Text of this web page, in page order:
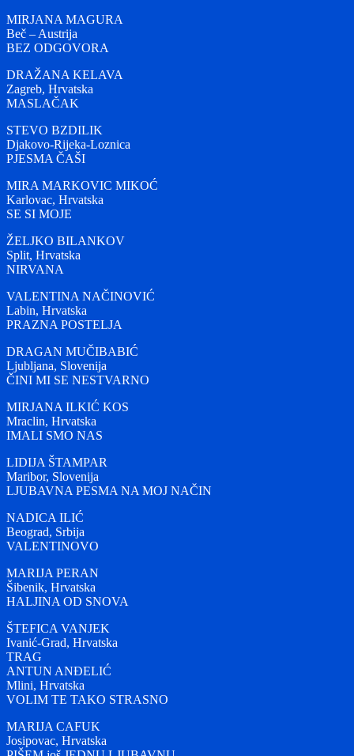
MIRJANA MAGURA
Beč – Austrija
BEZ ODGOVORA
DRAŽANA KELAVA
Zagreb, Hrvatska
MASLAČAK
STEVO BZDILIK
Djakovo-Rijeka-Loznica
PJESMA ČAŠI
MIRA MARKOVIC MIKOĆ
Karlovac, Hrvatska
SE SI MOJE
ŽELJKO BILANKOV
Split, Hrvatska
NIRVANA
VALENTINA NAČINOVIĆ
Labin, Hrvatska
PRAZNA POSTELJA
DRAGAN MUČIBABIĆ
Ljubljana, Slovenija
ČINI MI SE NESTVARNO
MIRJANA ILKIĆ KOS
Mraclin, Hrvatska
IMALI SMO NAS
LIDIJA ŠTAMPAR
Maribor, Slovenija
LJUBAVNA PESMA NA MOJ NAČIN
NADICA ILIĆ
Beograd, Srbija
VALENTINOVO
MARIJA PERAN
Šibenik, Hrvatska
HALJINA OD SNOVA
ŠTEFICA VANJEK
Ivanić-Grad, Hrvatska
TRAG
ANTUN ANĐELIĆ
Mlini, Hrvatska
VOLIM TE TAKO STRASNO
MARIJA CAFUK
Josipovac, Hrvatska